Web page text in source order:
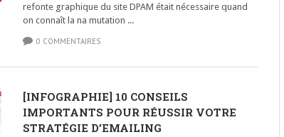
refonte graphique du site DPAM était nécessaire quand
on connaît la na mutation ...
0 COMMENTAIRES
[INFOGRAPHIE] 10 CONSEILS
IMPORTANTS POUR RÉUSSIR VOTRE
STRATÉGIE D’EMAILING